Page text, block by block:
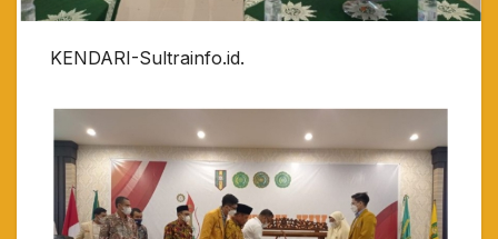
KENDARI-Sultrainfo.id.